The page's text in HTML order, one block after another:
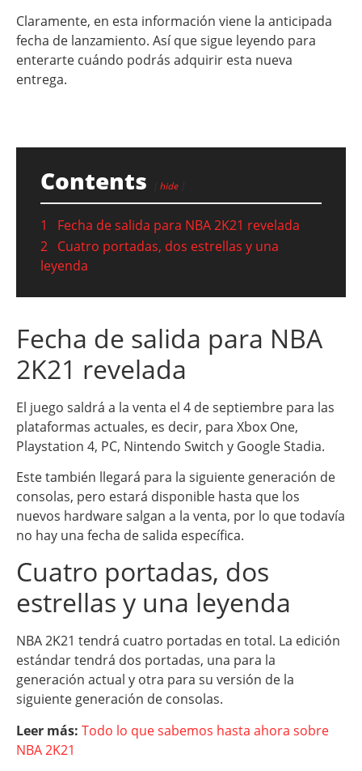
Claramente, en esta información viene la anticipada
fecha de lanzamiento. Así que sigue leyendo para
enterarte cuándo podrás adquirir esta nueva
entrega.
Contents hide
1
Fecha de salida para NBA 2K21 revelada
2 Cuatro portadas, dos estrellas y una
leyenda
Fecha de salida para NBA
2K21 revelada
El juego saldrá a la venta el 4 de septiembre para las
plataformas actuales, es decir, para Xbox One,
Playstation 4, PC, Nintendo Switch y Google Stadia.
Este también llegará para la siguiente generación de
consolas, pero estará disponible hasta que los
nuevos hardware salgan a la venta, por lo que todavía
no hay una fecha de salida específica.
Cuatro portadas, dos
estrellas y una leyenda
NBA 2K21 tendrá cuatro portadas en total. La edición
estándar tendrá dos portadas, una para la
generación actual y otra para su versión de la
siguiente generación de consolas.
Leer más: Todo lo que sabemos hasta ahora sobre
NBA 2K21